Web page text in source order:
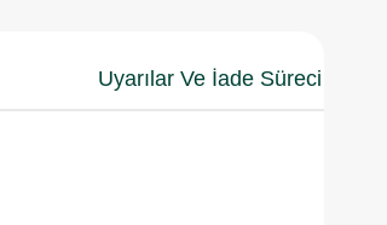
Uyarılar Ve İade Süreci